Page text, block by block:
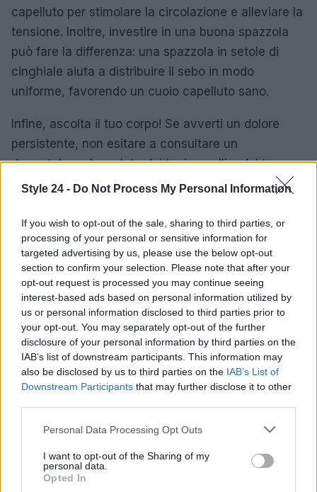
Style 24 - Do Not Process My Personal Information
If you wish to opt-out of the sale, sharing to third parties, or
processing of your personal or sensitive information for
targeted advertising by us, please use the below opt-out
section to confirm your selection. Please note that after your
opt-out request is processed you may continue seeing
interest-based ads based on personal information utilized by
us or personal information disclosed to third parties prior to
your opt-out. You may separately opt-out of the further
disclosure of your personal information by third parties on the
IAB’s list of downstream participants. This information may
also be disclosed by us to third parties on the IAB’s List of
Downstream Participants that may further disclose it to other
Please note that this website/app uses one or more Google
not limited to your visit or usage behaviour. You may click to
grant or deny consent to Google and its third-party tags to
use your data for below specified purposes in below Google
Personal Data Processing Opt Outs
I want to opt-out of the Sharing of my
personal data.
Opted In
capelluto per stimolare la circolazione e alleviare la
tensione. Inoltre, investire in una buona spazzola
può fare la differenza: una spazzola in setole di
cinghiale aiuta a distribuire il sebo in modo
uniforme, favorendo un cuoio capelluto sano.
Infine, ascolta il tuo corpo! Se avverti un dolore
persistente, non esitare a consultare un
dermatologo. La salute dei tuoi capelli e del tuo
cuoio capelluto è fondamentale, e prendersene
una serie di fastidi indesiderati. Ricorda, un cuoio
capelluto sano è il primo passo per avere capelli
splendidi! Regala ai tuoi capelli l’attenzione che
meritano e non trascurare i segnali che il tuo corpo
ti manda. Condividi questo articolo con chiunque
possa averne bisogno e aiutali a scoprire il segreto
per un cuoio capelluto senza dolore!